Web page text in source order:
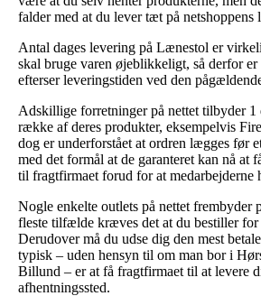
falder med at du lever tæt på netshoppens
Antal dages levering på Lænestol er
skal bruge varen øjeblikkeligt, så derfor er
efterser leveringstiden ved den
Adskillige forretninger på nettet tilbyder 1
række af deres produkter, eksempelvis
dog er underforstået at ordren lægges før
med det formål at de garanteret kan nå at
til fragtfirmaet forud for at medarbejderne
Nogle enkelte outlets på nettet frembyder
fleste tilfælde kræves det at du bestiller
Derudover må du udse dig den mest
typisk – uden hensyn til om man bor i
Billund – er at få fragtfirmaet til at levere
afhentningssted.